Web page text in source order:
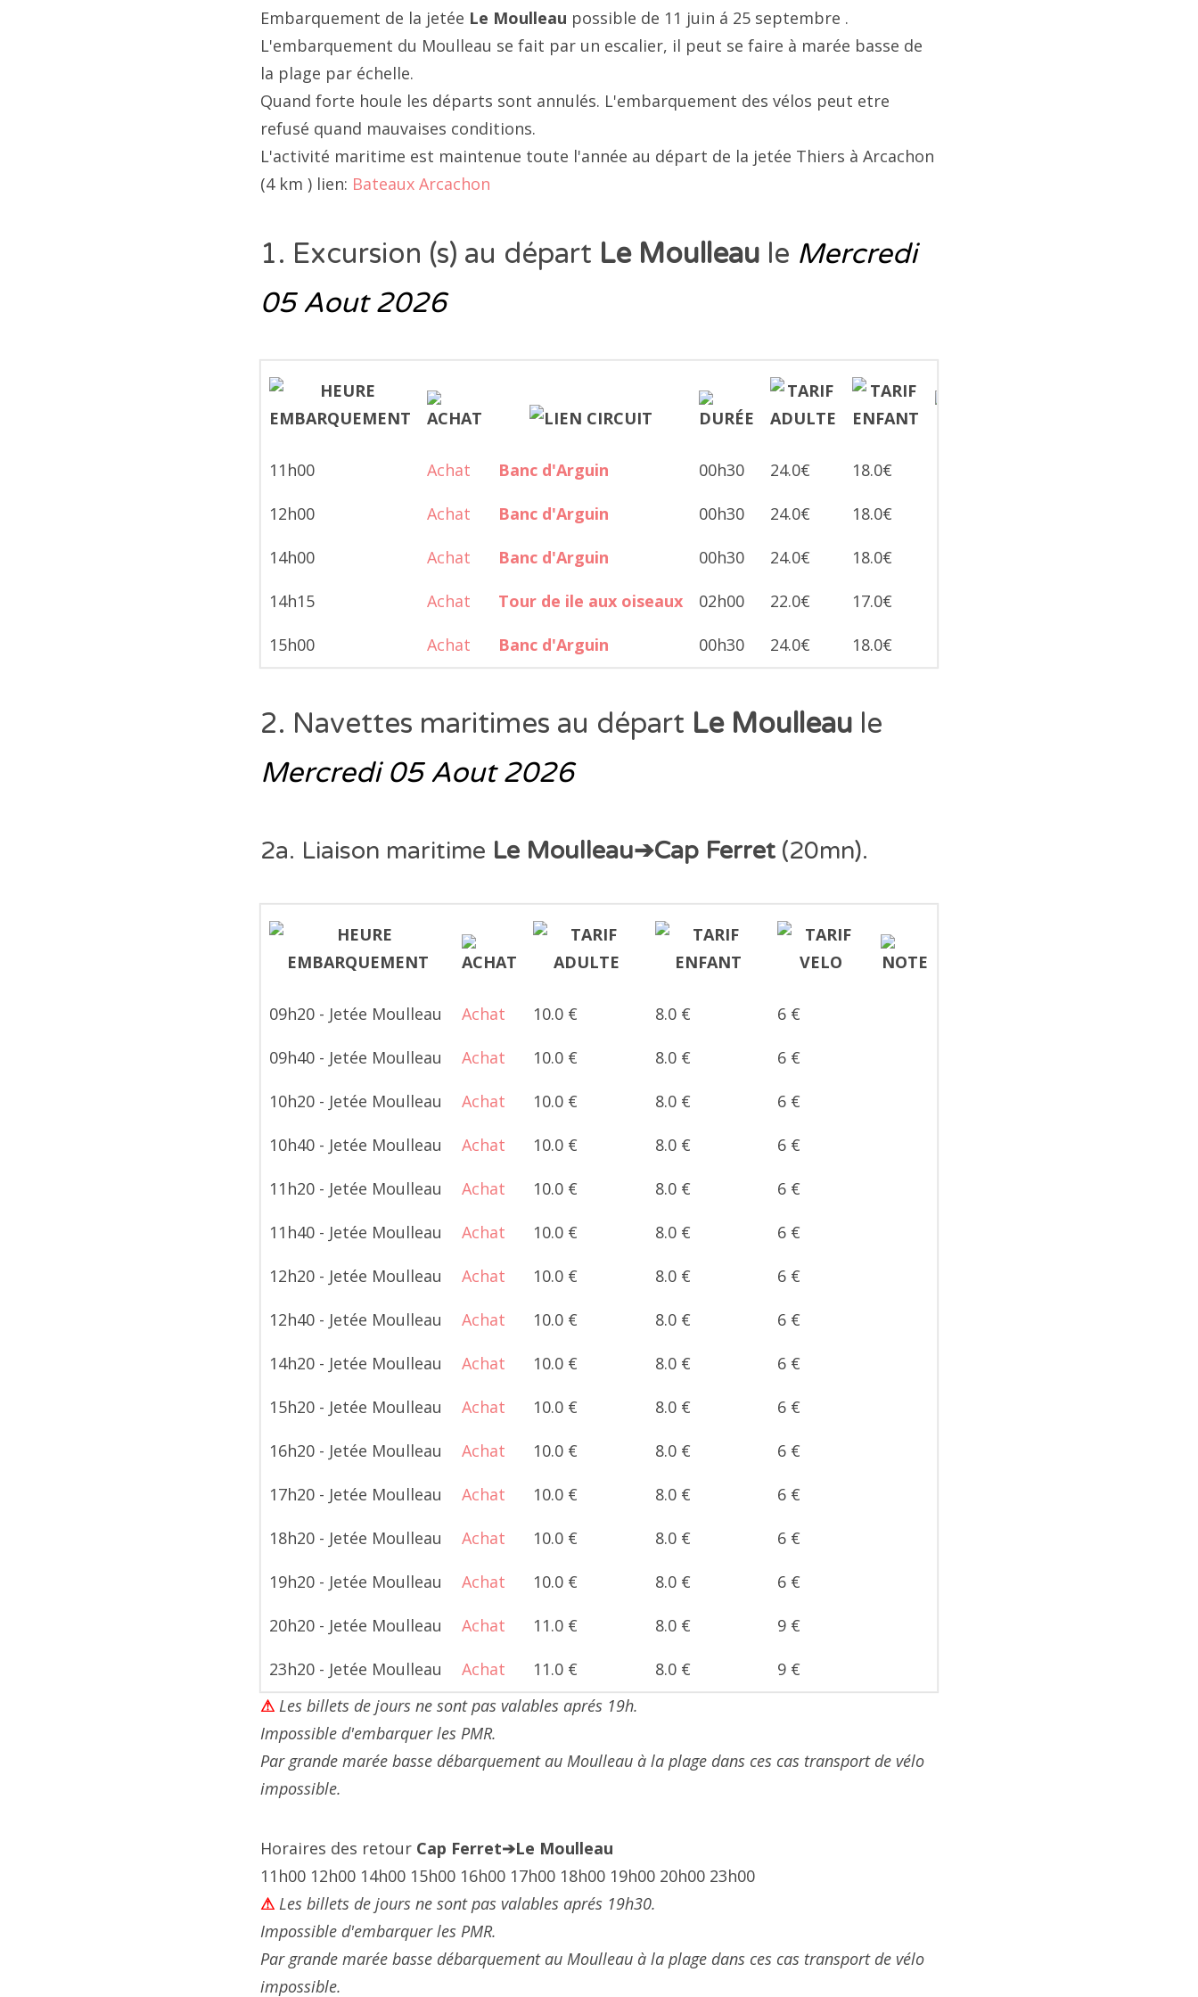
Embarquement de la jetée Le Moulleau possible de 11 juin á 25 septembre .
L'embarquement du Moulleau se fait par un escalier, il peut se faire à marée basse de
la plage par échelle.
Quand forte houle les départs sont annulés. L'embarquement des vélos peut etre
refusé quand mauvaises conditions.
L'activité maritime est maintenue toute l'année au départ de la jetée Thiers à Arcachon
(4 km ) lien: Bateaux Arcachon
1. Excursion (s) au départ Le Moulleau le Mercredi
05 Aout 2026
11h00 Achat Banc d'Arguin 00h30 24.0€ 18.0€
12h00 Achat Banc d'Arguin 00h30 24.0€ 18.0€
14h00 Achat Banc d'Arguin 00h30 24.0€ 18.0€
14h15 Achat Tour de ile aux oiseaux 02h00 22.0€ 17.0€
15h00 Achat Banc d'Arguin 00h30 24.0€ 18.0€
2. Navettes maritimes au départ Le Moulleau le
Mercredi 05 Aout 2026
2a. Liaison maritime Le Moulleau➔Cap Ferret (20mn).
09h20 - Jetée Moulleau Achat 10.0 € 8.0 € 6 €
09h40 - Jetée Moulleau Achat 10.0 € 8.0 € 6 €
10h20 - Jetée Moulleau Achat 10.0 € 8.0 € 6 €
10h40 - Jetée Moulleau Achat 10.0 € 8.0 € 6 €
11h20 - Jetée Moulleau Achat 10.0 € 8.0 € 6 €
11h40 - Jetée Moulleau Achat 10.0 € 8.0 € 6 €
12h20 - Jetée Moulleau Achat 10.0 € 8.0 € 6 €
12h40 - Jetée Moulleau Achat 10.0 € 8.0 € 6 €
14h20 - Jetée Moulleau Achat 10.0 € 8.0 € 6 €
15h20 - Jetée Moulleau Achat 10.0 € 8.0 € 6 €
16h20 - Jetée Moulleau Achat 10.0 € 8.0 € 6 €
17h20 - Jetée Moulleau Achat 10.0 € 8.0 € 6 €
18h20 - Jetée Moulleau Achat 10.0 € 8.0 € 6 €
19h20 - Jetée Moulleau Achat 10.0 € 8.0 € 6 €
20h20 - Jetée Moulleau Achat 11.0 € 8.0 € 9 €
23h20 - Jetée Moulleau Achat 11.0 € 8.0 €
9 €
⚠ Les billets de jours ne sont pas valables aprés 19h.
Impossible d'embarquer les PMR.
Par grande marée basse débarquement au Moulleau à la plage dans ces cas transport de vélo
impossible.
Horaires des retour Cap Ferret➔Le Moulleau
11h00 12h00 14h00 15h00 16h00 17h00 18h00 19h00 20h00 23h00
⚠ Les billets de jours ne sont pas valables aprés 19h30.
Impossible d'embarquer les PMR.
Par grande marée basse débarquement au Moulleau à la plage dans ces cas transport de vélo
impossible.
Non classé
Sortie Groupe